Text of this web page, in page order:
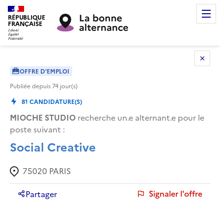
RÉPUBLIQUE
FRANÇAISE
OFFRE D'EMPLOI
Publiée depuis74 jour(s)
81 CANDIDATURE(S)
MIOCHE STUDIO recherche un.e alternant.e pour le
poste suivant :
Social Creative
75020 PARIS
Partager Signaler l'offre